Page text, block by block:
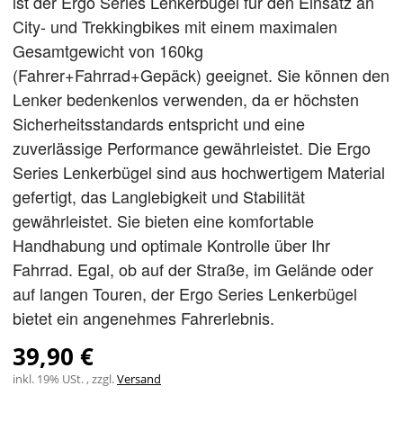
City- und Trekkingbikes mit einem maximalen
Gesamtgewicht von 160kg
(Fahrer+Fahrrad+Gepäck) geeignet. Sie können den
Lenker bedenkenlos verwenden, da er höchsten
Sicherheitsstandards entspricht und eine
zuverlässige Performance gewährleistet. Die Ergo
Series Lenkerbügel sind aus hochwertigem Material
gefertigt, das Langlebigkeit und Stabilität
gewährleistet. Sie bieten eine komfortable
Handhabung und optimale Kontrolle über Ihr
Fahrrad. Egal, ob auf der Straße, im Gelände oder
auf langen Touren, der Ergo Series Lenkerbügel
bietet ein angenehmes Fahrerlebnis.
39,90 €
inkl. 19% USt. , zzgl.Versand